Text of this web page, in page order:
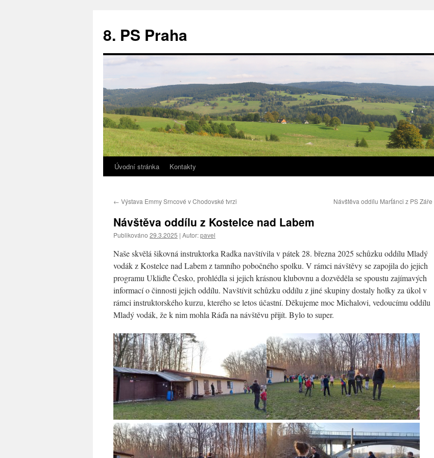
8. PS Praha
Úvodní stránka Kontakty
← Výstava Emmy Srncové v Chodovské tvrzi Návštěva oddílu Marťánci z PS Záře
Návštěva oddílu z Kostelce nad Labem
Publikováno 29.3.2025 | Autor:pavel
Naše skvělá šikovná instruktorka Radka navštívila v pátek 28. března 2025 schůzku oddílu Mladý
vodák z Kostelce nad Labem z tamního pobočného spolku. V rámci návštěvy se zapojila do jejich
programu Ukliďte Česko, prohlédla si jejich krásnou klubovnu a dozvěděla se spoustu zajímavých
informací o činnosti jejich oddílu. Navštívit schůzku oddílu z jiné skupiny dostaly holky za úkol v
rámci instruktorského kurzu, kterého se letos účastní. Děkujeme moc Michalovi, vedoucímu oddílu
Mladý vodák, že k nim mohla Ráďa na návštěvu přijít. Bylo to super.